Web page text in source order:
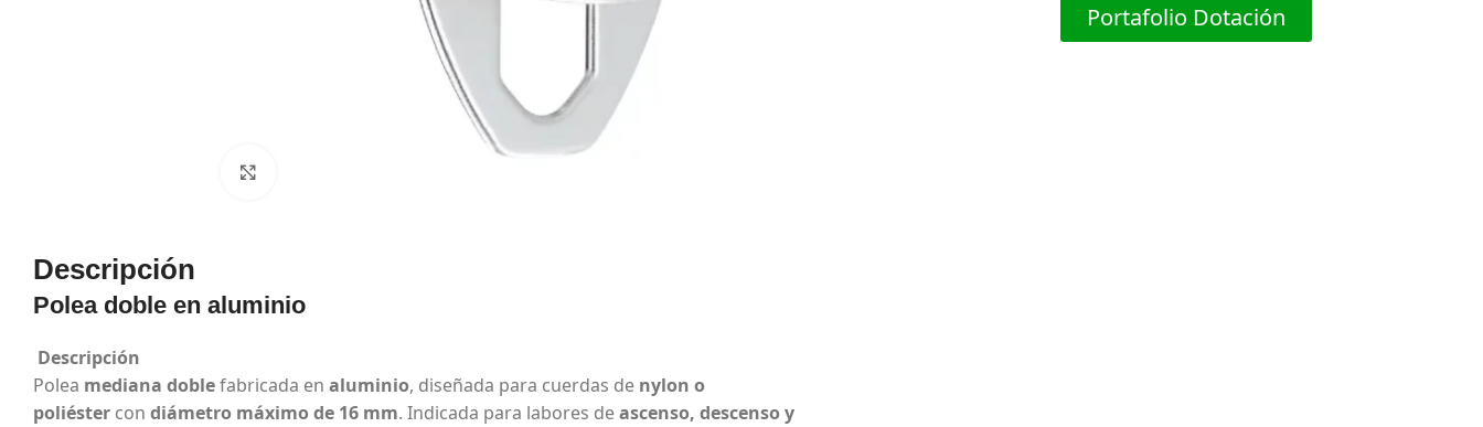
Descripción
Polea doble en aluminio
Descripción
Polea mediana doblefabricada en aluminio, diseñada para cuerdas de nylon o
poliéster con diámetro máximo de 16 mm. Indicada para labores deascenso, descenso y
Portafolio Dotación